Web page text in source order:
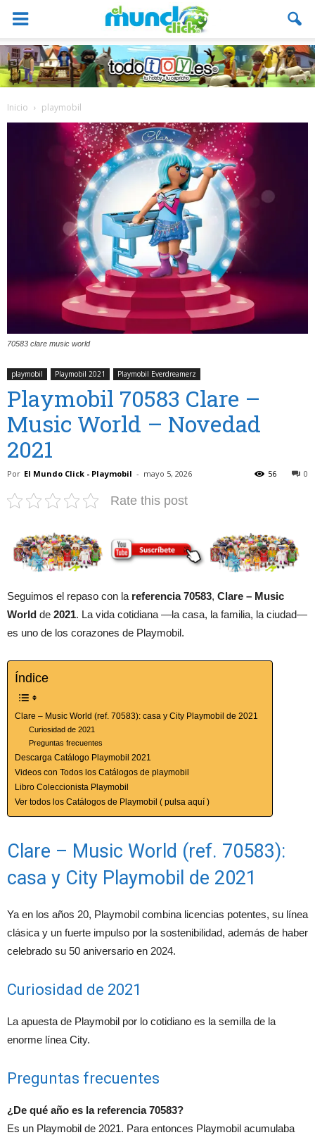
Inicio playmobil
70583 clare music world
playmobil Playmobil 2021 Playmobil Everdreamerz
Playmobil 70583 Clare –
Music World – Novedad
2021
Por El Mundo Click - Playmobil - mayo 5, 2026 0
56
Rate this post
Seguimos el repaso con la referencia 70583, Clare – Music
World de 2021. La vida cotidiana —la casa, la familia, la ciudad—
es uno de los corazones de Playmobil.
Índice
Clare – Music World (ref. 70583): casa y City Playmobil de 2021
Curiosidad de 2021
Preguntas frecuentes
Descarga Catálogo Playmobil 2021
Videos con Todos los Catálogos de playmobil
Libro Coleccionista Playmobil
Ver todos los Catálogos de Playmobil ( pulsa aquí )
Clare – Music World (ref. 70583):
casa y City Playmobil de 2021
Ya en los años 20, Playmobil combina licencias potentes, su línea
clásica y un fuerte impulso por la sostenibilidad, además de haber
celebrado su 50 aniversario en 2024.
Curiosidad de 2021
La apuesta de Playmobil por lo cotidiano es la semilla de la
enorme línea City.
Preguntas frecuentes
¿De qué año es la referencia 70583?
Es un Playmobil de 2021. Para entonces Playmobil acumulaba